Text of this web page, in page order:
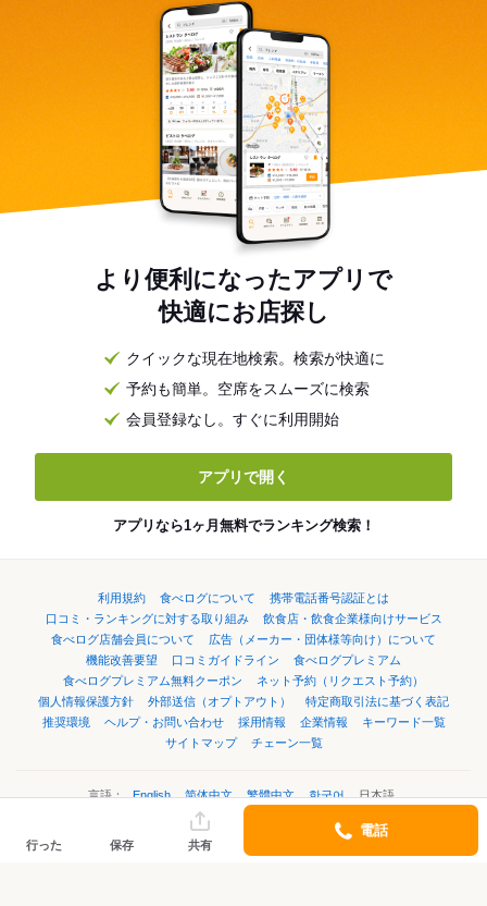
より便利になったアプリで
快適にお店探し
クイックな現在地検索。検索が快適に
予約も簡単。空席をスムーズに検索
会員登録なし。すぐに利用開始
アプリで開く
アプリなら1ヶ月無料でランキング検索！
利用規約 食べログについて
携帯電話番号認証とは
口コミ・ランキングに対する取り組み
飲食店・飲食企業様向けサービス
食べログ店舗会員について
広告（メーカー・団体様等向け）について
機能改善要望
口コミガイドライン
食べログプレミアム
食べログプレミアム無料クーポン
ネット予約（リクエスト予約）
個人情報保護方針
外部送信（オプトアウト）
特定商取引法に基づく表記
推奨環境
ヘルプ・お問い合わせ 採用情報 企業情報
キーワード一覧
サイトマップ
チェーン一覧
言語： English 简体中文 繁體中文 한국어 日本語
行った 保存 共有
電話